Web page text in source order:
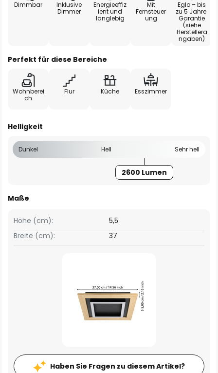
Dimmbar
Inklusive
Dimmer
Energieeffiz
ient und
langlebig
Mit
Fernsteuer
ung
Eglo – bis
zu 5 Jahre
Garantie
(siehe
Herstellera
ngaben)
Perfekt für diese Bereiche
Wohnberei
ch
Flur Küche Esszimmer
Helligkeit
Dunkel Hell Sehr hell
2600 Lumen
Maße
Breite (cm): 37
Höhe (cm): 5,5
Haben Sie Fragen zu diesem Artikel?